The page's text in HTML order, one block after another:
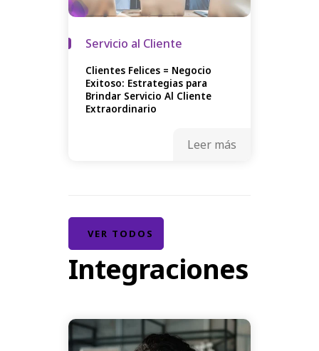
Servicio al Cliente
Clientes Felices = Negocio
Exitoso: Estrategias para
Brindar Servicio Al Cliente
Extraordinario
Leer más
VER TODOS
Integraciones